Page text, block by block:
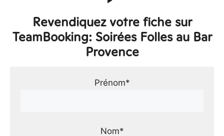
Revendiquez votre fiche sur
TeamBooking: Soirées Folles au Bar
Provence
Prénom*
Nom*